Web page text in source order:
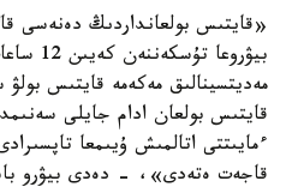
«قايتىس بولعانداردىڭ دەنەسى
مەديتسينالىق مەكەمە قايتىس بولۋ
قايتىس بولعان ادام جايلى
ءمايىتتى اتالمىش ۇيىمعا
قاجەت ەتەدى»، - دەدى بيۋرو